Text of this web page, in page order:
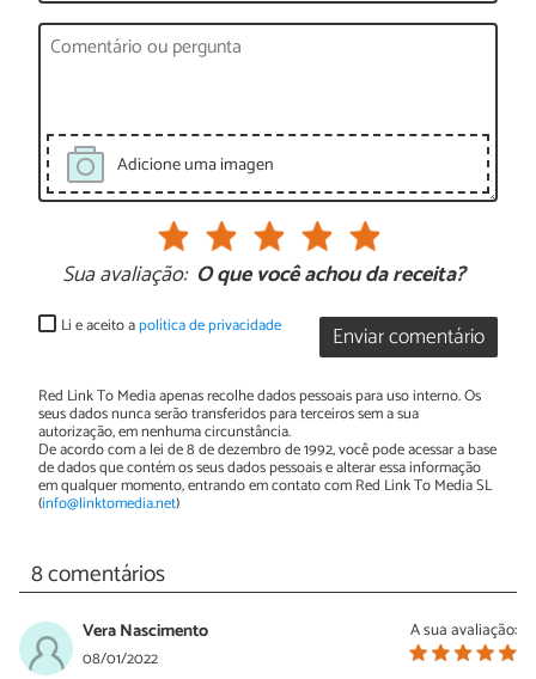
Adicione uma imagen
Sua avaliação: O que você achou da receita?
Enviar comentário
Li e aceito apolítica de privacidade
Red Link To Media apenas recolhe dados pessoais para uso interno. Os
seus dados nunca serão transferidos para terceiros sem a sua
autorização, em nenhuma circunstância.
De acordo com a lei de 8 de dezembro de 1992, você pode acessar a base
de dados que contém os seus dados pessoais e alterar essa informação
em qualquer momento, entrando em contato com Red Link To Media SL
(info@linktomedia.net)
8 comentários
A sua avaliação:
Vera Nascimento
08/01/2022